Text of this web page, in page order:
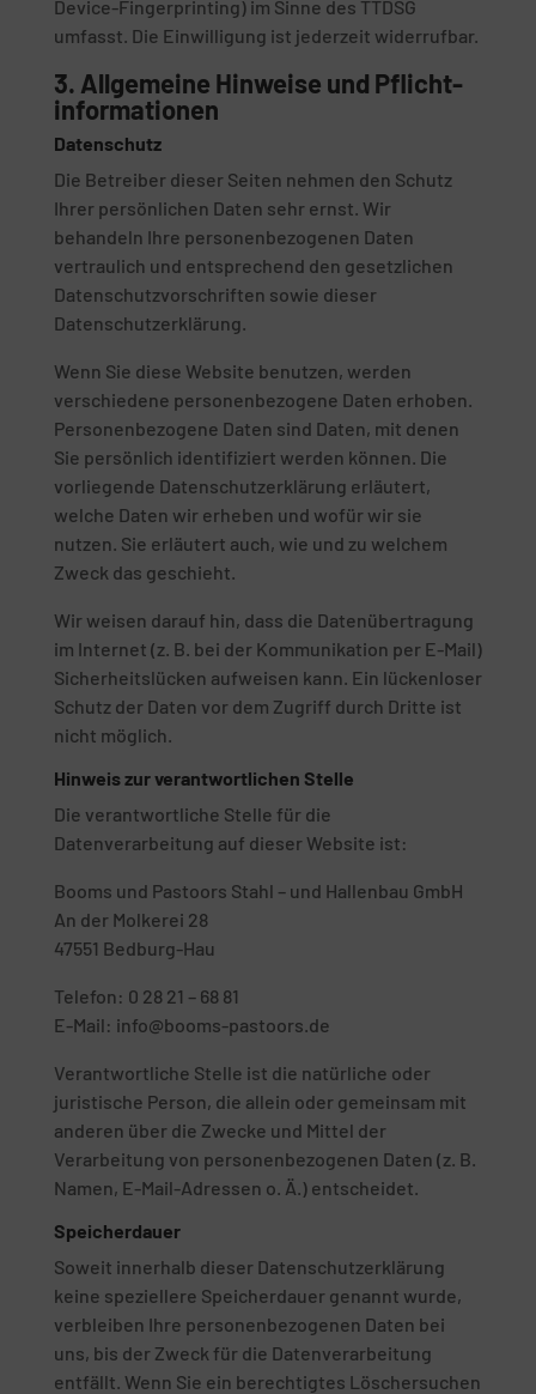
Device-Fingerprinting) im Sinne des TTDSG
umfasst. Die Einwilligung ist jederzeit widerrufbar.
3. Allgemeine Hinweise und Pflicht­
informationen
Datenschutz
Die Betreiber dieser Seiten nehmen den Schutz
Ihrer persönlichen Daten sehr ernst. Wir
behandeln Ihre personenbezogenen Daten
vertraulich und entsprechend den gesetzlichen
Datenschutzvorschriften sowie dieser
Datenschutzerklärung.
Wenn Sie diese Website benutzen, werden
verschiedene personenbezogene Daten erhoben.
Personenbezogene Daten sind Daten, mit denen
Sie persönlich identifiziert werden können. Die
vorliegende Datenschutzerklärung erläutert,
welche Daten wir erheben und wofür wir sie
nutzen. Sie erläutert auch, wie und zu welchem
Zweck das geschieht.
Wir weisen darauf hin, dass die Datenübertragung
im Internet (z. B. bei der Kommunikation per E-Mail)
Sicherheitslücken aufweisen kann. Ein lückenloser
Schutz der Daten vor dem Zugriff durch Dritte ist
nicht möglich.
Hinweis zur verantwortlichen Stelle
Die verantwortliche Stelle für die
Datenverarbeitung auf dieser Website ist:
Booms und Pastoors Stahl – und Hallenbau GmbH
An der Molkerei 28
47551 Bedburg-Hau
Telefon: 0 28 21 – 68 81
E-Mail: info@booms-pastoors.de
Verantwortliche Stelle ist die natürliche oder
juristische Person, die allein oder gemeinsam mit
anderen über die Zwecke und Mittel der
Verarbeitung von personenbezogenen Daten (z. B.
Namen, E-Mail-Adressen o. Ä.) entscheidet.
Speicherdauer
Soweit innerhalb dieser Datenschutzerklärung
keine speziellere Speicherdauer genannt wurde,
verbleiben Ihre personenbezogenen Daten bei
uns, bis der Zweck für die Datenverarbeitung
entfällt. Wenn Sie ein berechtigtes Löschersuchen